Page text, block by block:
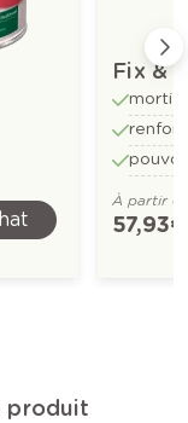
Fix &
À partir
57,93 €
produit